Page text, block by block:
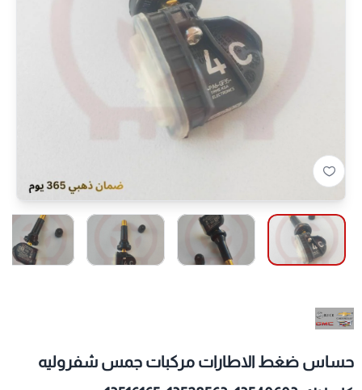
حساس ضغط الاطارات مركبات جمس شفروليه